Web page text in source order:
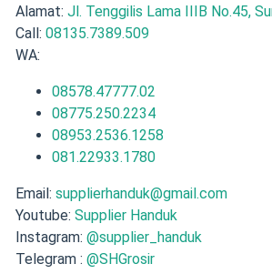
Alamat: Jl. Tenggilis Lama IIIB No.45,
Call: 08135.7389.509
WA:
08578.47777.02
08775.250.2234
08953.2536.1258
081.22933.1780
Email: supplierhanduk@gmail.com
Youtube: Supplier Handuk
Instagram: @supplier_handuk
Telegram : @SHGrosir